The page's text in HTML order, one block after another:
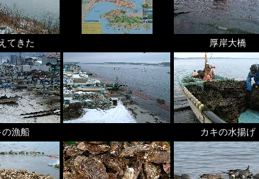
てきた 厚岸大橋
の漁船 カキの水揚げ